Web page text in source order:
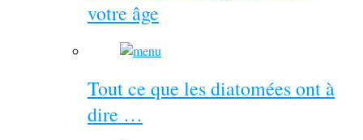
votre âge
Tout ce que les diatomées ont à
dire …